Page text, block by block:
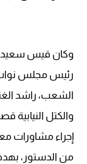
رئيس مجلس
الشعب، راشد
والكتل النيابية
من الدستور،